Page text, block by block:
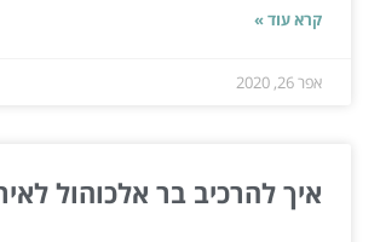
קרא עוד »
אפר 26, 2020
איך להרכיב בר אלכוהול